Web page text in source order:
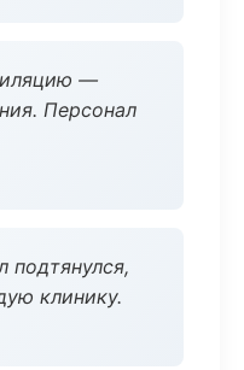
—
Персонал
подтянулся,
клинику.